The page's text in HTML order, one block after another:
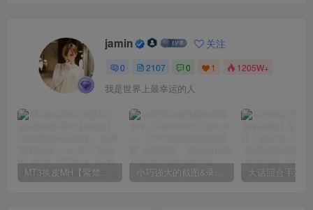
jamin 关注
0 2107 0 1 1205W+
我是世界上最幸运的人
MT3换皮MH【紫禁之巅2双经脉尊享挂机版】2025最新整理单机一键即玩镜像端_Linux手工服务端_源码_管理后台_教程 小巧强大的截图&录屏软件 | FastStone Capture v11.2 中文破解绿色便携版